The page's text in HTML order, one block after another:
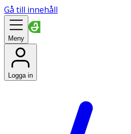
Gå till innehåll
Meny
Logga in